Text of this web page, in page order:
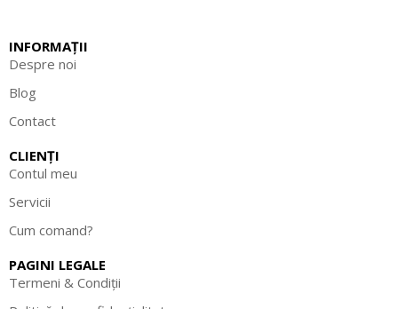
INFORMAȚII
Despre noi
Blog
Contact
CLIENȚI
Contul meu
Servicii
Cum comand?
PAGINI LEGALE
Termeni & Condiții